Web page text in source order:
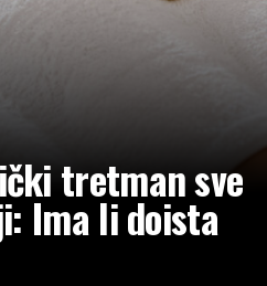
tretman sve
Ima li doista